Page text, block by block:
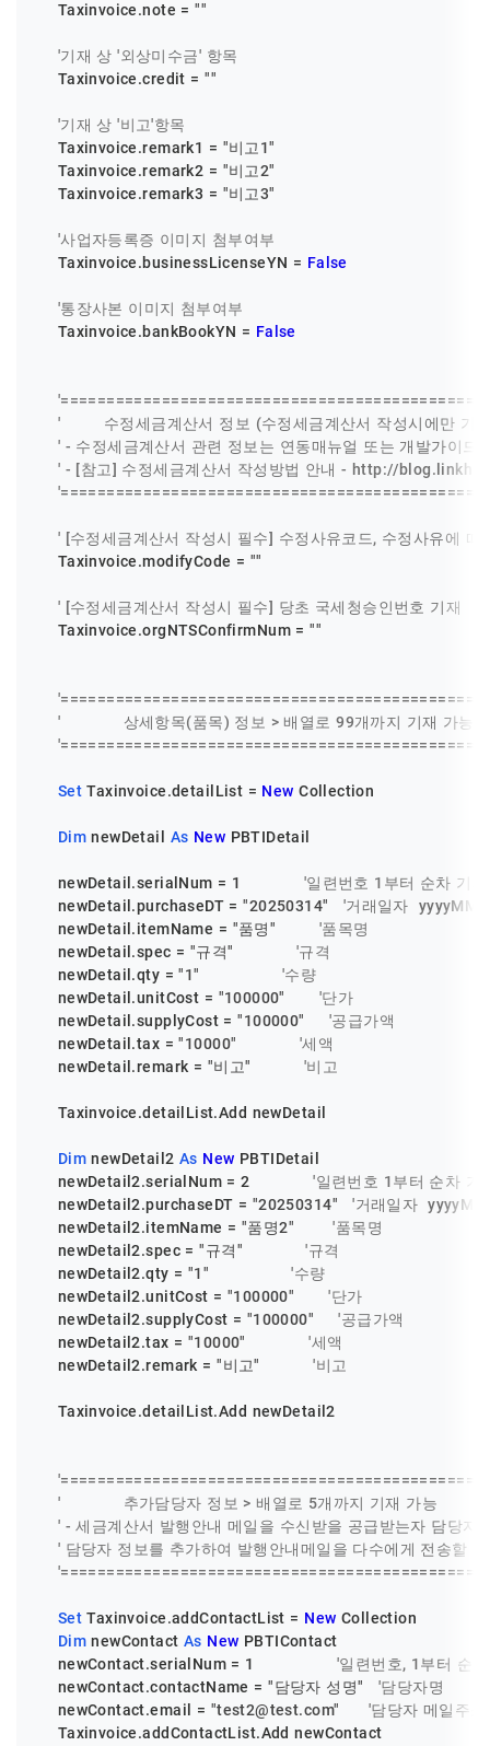
    Taxinvoice.note =
""
'기재 상 '외상미수금' 항목
    Taxinvoice.credit =
""
'기재 상 '비고'항목
    Taxinvoice.remark1 =
"비고1"
    Taxinvoice.remark2 =
"비고2"
    Taxinvoice.remark3 =
"비고3"
'사업자등록증 이미지 첨부여부
    Taxinvoice.businessLicenseYN =
False
'통장사본 이미지 첨부여부
    Taxinvoice.bankBookYN =
False
'         수정세금계산서 정보 (수정세금계산서 작성시에만 기
' - 수정세금계산서 관련 정보는 연동매뉴얼 또는 개발가이드
' - [참고] 수정세금계산서 작성방법 안내 - http://
' [수정세금계산서 작성시 필수] 수정사유코드, 수정사유에 따
    Taxinvoice.modifyCode =
""
' [수정세금계산서 작성시 필수] 당초 국세청승인번호 기재
    Taxinvoice.orgNTSConfirmNum =
""
'             상세항목(품목) 정보 > 배열로 99개까지 기재 가능
Set Taxinvoice.detailList = New Collection
Dim newDetail As New PBTIDetail
    newDetail.serialNum =
1
'일련번호 1부터 순차 기재
    newDetail.purchaseDT =
"20250314"
'거래일자
    newDetail.itemName =
"품명"
'품목명
    newDetail.spec =
"규격"
'규격
    newDetail.qty =
"1"
'수량
    newDetail.unitCost =
"100000"
'단가
    newDetail.supplyCost =
"100000"
'공급가액
    newDetail.tax =
"10000"
'세액
    newDetail.remark =
"비고" '비고
    Taxinvoice.detailList.Add newDetail
Dim newDetail2 As New PBTIDetail
    newDetail2.serialNum =
2
'일련번호 1부터 순차 기
    newDetail2.purchaseDT =
"20250314"
'거래일자
    newDetail2.itemName =
"품명2"
'품목명
    newDetail2.spec =
"규격"
'규격
    newDetail2.qty =
"1"
'수량
    newDetail2.unitCost =
"100000"
'단가
    newDetail2.supplyCost =
"100000"
'공급가액
    newDetail2.tax =
"10000"
'세액
    newDetail2.remark =
"비고" '비고
    Taxinvoice.detailList.Add newDetail2
'             추가담당자 정보 > 배열로 5개까지 기재 가능
' - 세금계산서 발행안내 메일을 수신받을 공급받는자 담당자
' 담당자 정보를 추가하여 발행안내메일을 다수에게 전송할
Set Taxinvoice.addContactList = New Collection
Dim newContact As New PBTIContact
    newContact.serialNum =
1
'일련번호, 1부터 순
    newContact.contactName =
"담당자 성명"
'담당자명
    newContact.email =
"test2@test.com"
'담당자 메일주소
    Taxinvoice.addContactList.Add newContact